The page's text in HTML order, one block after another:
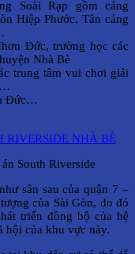
Soài Rạp gồm cảng
Hiệp Phước, Tân cảng
Đức, trường học các
Nhà Bè
trung tâm vui chơi giải
Đức…
South Riverside
sân sau của quận 7 –
của Sài Gòn, do đó
triển đồng bộ của hệ
hội của khu vực này.